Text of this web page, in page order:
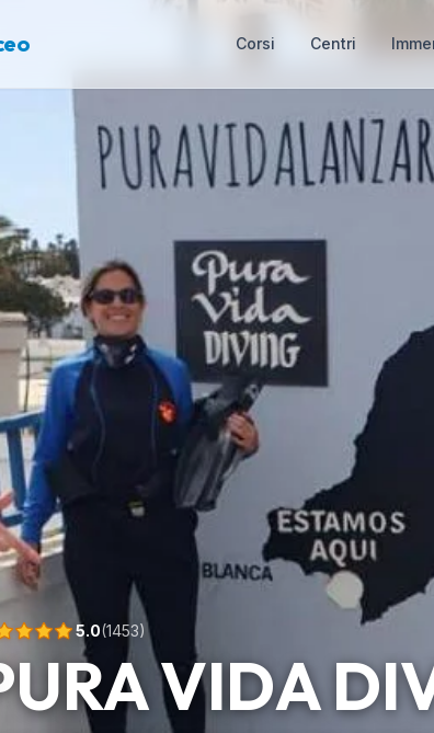
Corsi Centri
5.0(1453)
VIDA